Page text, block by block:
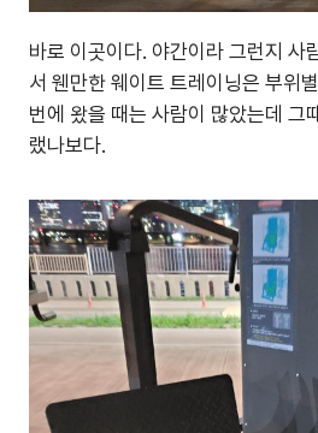
바로 이곳이다. 야간이라 그런지 사
서 웬만한 웨이트 트레이닝은 부위
번에 왔을 때는 사람이 많았는데 그
랬나보다.